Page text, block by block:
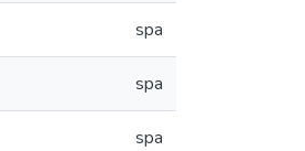
spa
spa
spa